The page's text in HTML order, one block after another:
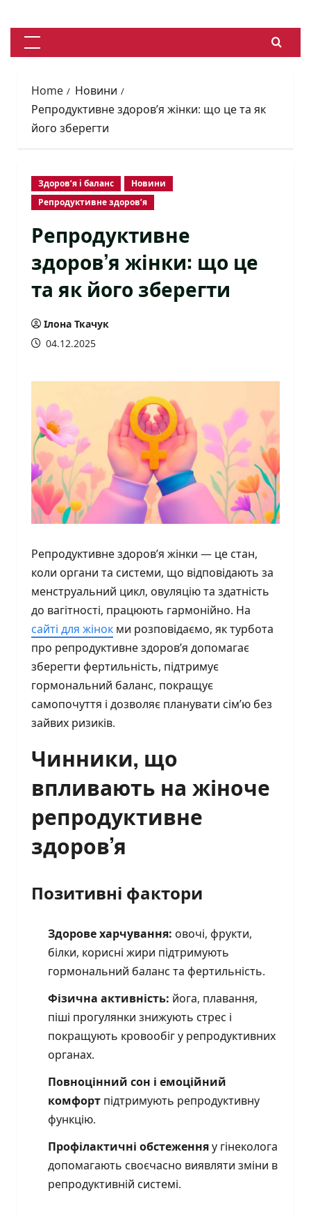
to
contentPrimary
Home
Новини
Репродуктивне здоров’я жінки: що це та як
його зберегти
Здоров’я і баланс
Новини
Репродуктивне здоров’я
Репродуктивне
здоров’я жінки: що це
та як його зберегти
Ілона Ткачук
04.12.2025
Репродуктивне здоров’я жінки — це стан,
коли органи та системи, що відповідають за
менструальний цикл, овуляцію та здатність
до вагітності, працюють гармонійно. На
сайті для жінок ми розповідаємо, як турбота
про репродуктивне здоров’я допомагає
зберегти фертильність, підтримує
гормональний баланс, покращує
самопочуття і дозволяє планувати сім’ю без
зайвих ризиків.
Чинники, що
впливають на жіноче
репродуктивне
здоров’я
Позитивні фактори
Здорове харчування: овочі, фрукти,
білки, корисні жири підтримують
гормональний баланс та фертильність.
Фізична активність: йога, плавання,
піші прогулянки знижують стрес і
покращують кровообіг у репродуктивних
органах.
Повноцінний сон і емоційний
комфорт підтримують репродуктивну
функцію.
Профілактичні обстеженняу гінеколога
допомагають своєчасно виявляти зміни в
репродуктивній системі.